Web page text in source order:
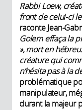
Rabbi Loew,
front de celui-ci
raconte Jean-
Golem effaça la
», mort en
créature qui
n’hésita pas à la
problématique
manipulateur,
durant la majeur